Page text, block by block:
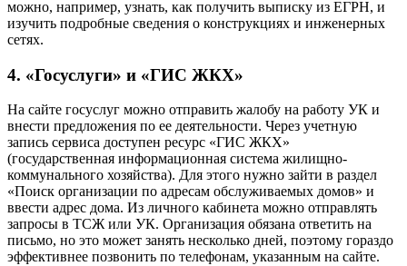
можно, например, узнать, как получить выписку из ЕГРН, и
изучить подробные сведения о конструкциях и инженерных
сетях.
4. «Госуслуги» и «ГИС ЖКХ»
На сайте госуслуг можно отправить жалобу на работу УК и
внести предложения по ее деятельности. Через учетную
запись сервиса доступен ресурс «ГИС ЖКХ»
(государственная информационная система жилищно-
коммунального хозяйства). Для этого нужно зайти в раздел
«Поиск организации по адресам обслуживаемых домов» и
ввести адрес дома. Из личного кабинета можно отправлять
запросы в ТСЖ или УК. Организация обязана ответить на
письмо, но это может занять несколько дней, поэтому гораздо
эффективнее позвонить по телефонам, указанным на сайте.